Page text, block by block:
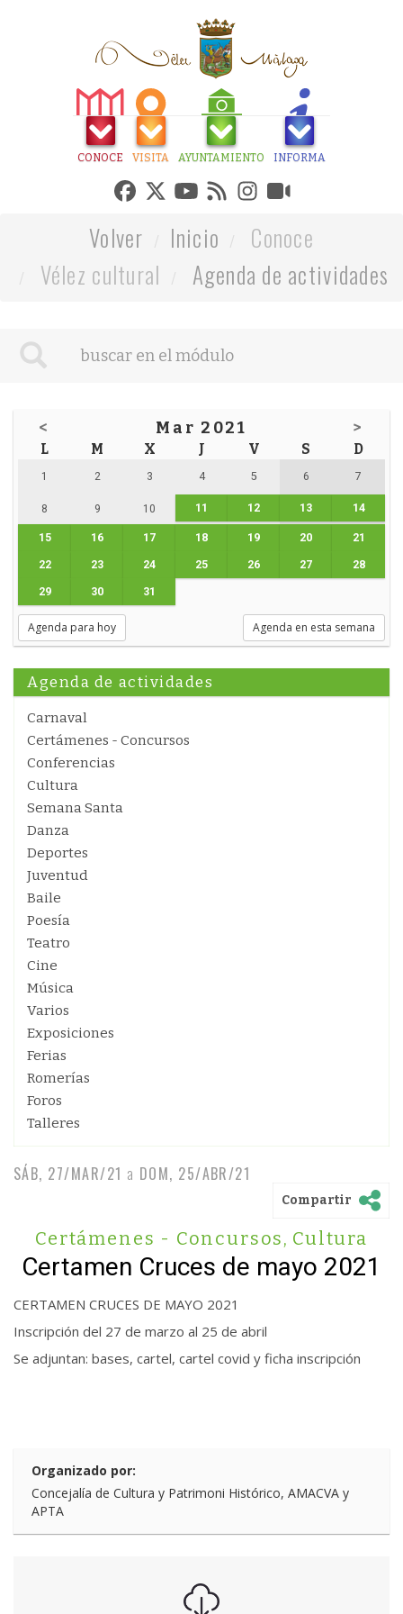
CONOCE VISITA AYUNTAMIENTO INFORMA
Volver Inicio
Conoce
Vélez cultural
Agenda de actividades
< Mar 2021 >
L M X J V S D
1 2 3 4 5 6 7
8 9 10 11 12 13 14
15 16 17 18 19 20 21
22 23 24 25 26 27 28
29 30 31
Agenda para hoy Agenda en esta semana
Agenda de actividades
Carnaval
Certámenes - Concursos
Conferencias
Cultura
Semana Santa
Danza
Deportes
Juventud
Baile
Poesía
Teatro
Cine
Música
Varios
Exposiciones
Ferias
Romerías
Foros
Talleres
SÁB, 27/MAR/21 a DOM, 25/ABR/21
Compartir
Certámenes - Concursos, Cultura
Certamen Cruces de mayo 2021
CERTAMEN CRUCES DE MAYO 2021
Inscripción del 27 de marzo al 25 de abril
Se adjuntan: bases, cartel, cartel covid y ficha inscripción
Organizado por:
Concejalía de Cultura y Patrimoni Histórico, AMACVA y
APTA